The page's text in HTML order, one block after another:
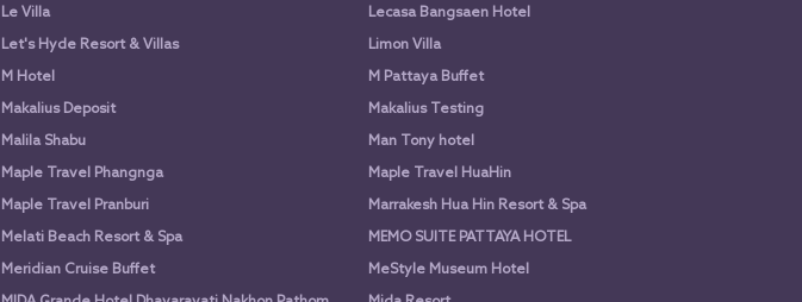
Le Villa
Lecasa Bangsaen Hotel
Let's Hyde Resort & Villas
Limon Villa
M Hotel
M Pattaya Buffet
Makalius Deposit
Makalius Testing
Malila Shabu
Man Tony hotel
Maple Travel Phangnga
Maple Travel HuaHin
Maple Travel Pranburi
Marrakesh Hua Hin Resort & Spa
Melati Beach Resort & Spa
MEMO SUITE PATTAYA HOTEL
Meridian Cruise Buffet
MeStyle Museum Hotel